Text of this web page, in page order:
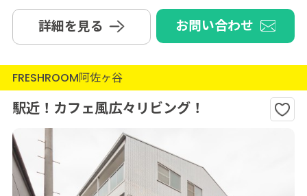
詳細を見る お問い合わせ
FRESHROOM阿佐ヶ谷
駅近！カフェ風広々リビング！